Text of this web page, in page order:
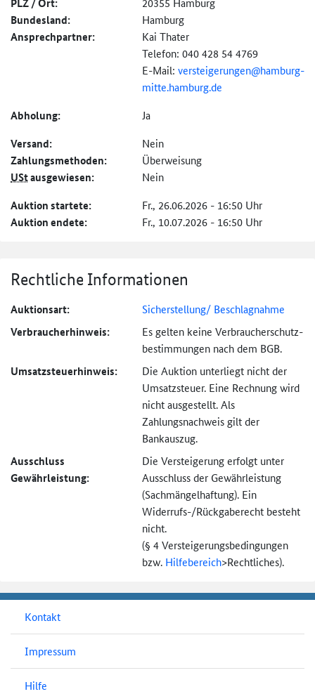
Bundesland: Hamburg
Ansprechpartner:
Kai Thater
Telefon: 040 428 54 4769
E-Mail: versteigerungen@hamburg-
mitte.hamburg.de
Abholung: Ja
Versand: Nein
Zahlungs­methoden: Überweisung
UStausgewiesen: Nein
Auktion startete: Fr., 26.06.2026 - 16:50 Uhr
Auktion endete: Fr., 10.07.2026 - 16:50 Uhr
Rechtliche Informationen
Auktionsart: Sicherstellung/ Beschlagnahme
Verbraucher­hinweis:
Es gelten keine Verbraucher­schutz­
bestimmungen nach dem BGB.
Umsatzsteuer­hinweis:
Die Auktion unterliegt nicht der
Umsatzsteuer. Eine Rechnung wird
nicht ausgestellt. Als
Zahlungsnachweis gilt der
Bankauszug.
Ausschluss
Gewährleistung:
Die Versteigerung erfolgt unter
Ausschluss der Gewährleistung
(Sachmängel­haftung). Ein
Widerrufs-/Rückgaberecht besteht
nicht.
(§ 4 Versteigerungs­bedingungen
bzw. Hilfebereich>Rechtliches).
Kontakt
Impressum
Hilfe